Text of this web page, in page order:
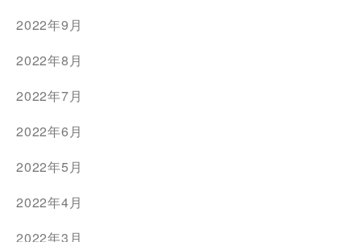
2022年9月
2022年8月
2022年7月
2022年6月
2022年5月
2022年4月
2022年3月